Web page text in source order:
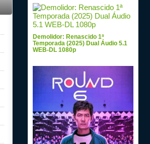
Demolidor: Renascido 1ª
Temporada (2025) Dual Áudio 5.1
WEB-DL 1080p